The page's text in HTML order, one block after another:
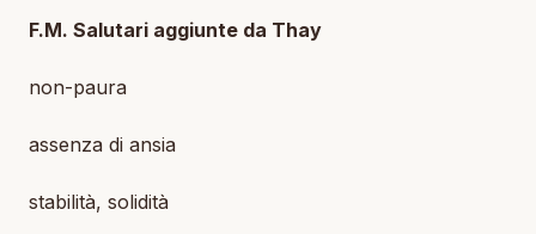
F.M. Salutari aggiunte da Thay
non-paura
assenza di ansia
stabilità, solidità